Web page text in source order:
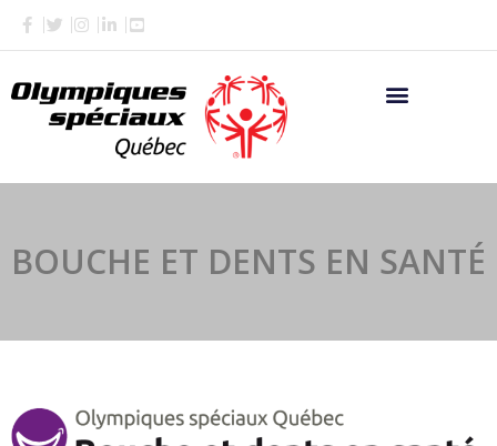
Aller
au
contenu
BOUCHE ET DENTS EN SANTÉ